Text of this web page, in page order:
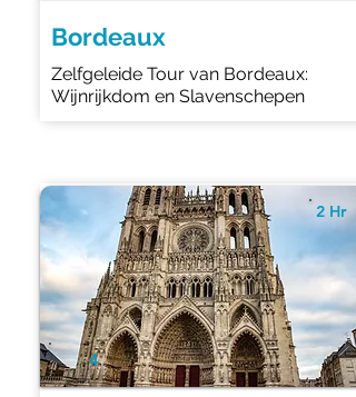
Bordeaux
Zelfgeleide Tour van Bordeaux:
Wijnrijkdom en Slavenschepen
4
2 Hr